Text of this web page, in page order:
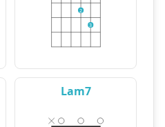
2
3
Lam7